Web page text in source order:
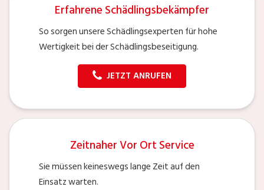
Erfahrene Schädlingsbekämpfer
So sorgen unsere Schädlingsexperten für hohe
Wertigkeit bei der Schädlingsbeseitigung.
JETZT ANRUFEN
Zeitnaher Vor Ort Service
Sie müssen keineswegs lange Zeit auf den
Einsatz warten.